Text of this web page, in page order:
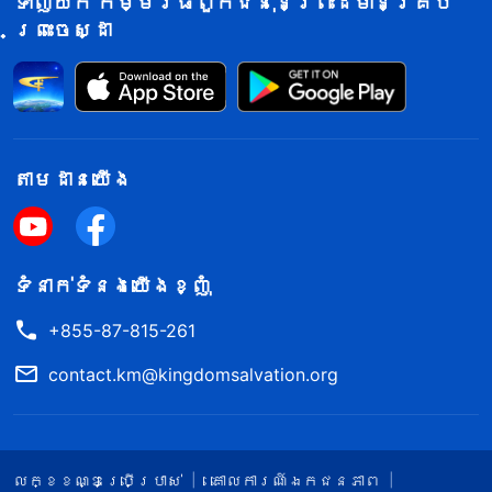
ទេ។ ការបោះឆ្នោតយឺតយ៉ាវយ៉ាងខ្លាំងដូចជា
ដំណើរខ្យងអ៊ីចឹង។ ឥរិយាបថរបស់គាត់បាន
រាំងស្ទះរួចទៅហើយដល់កិច្ចការនៃដំណាក់របស់
ព្រះជាម្ចាស់។ ខ្ញុំបានដឹងថា ខ្ញុំគួរតែនិយាយ
អ្វីម្យ៉ាងប្រាប់គាត់ ដើម្បីឱ្យគាត់ដឹងថាវា
ធ្ងន់ធ្ងរកម្រិតណា។ តែខ្ញុំខ្លាចថា បើខ្ញុំ
និយាយទៅ គាត់មិនព្រមទទួលយក នោះវានឹង
បង្កការលំបាកដល់ខ្ញុំ ហើយរកលេស ដើម្បី
បណ្ដេញខ្ញុំចេញពីភារកិច្ចរបស់ខ្ញុំ។ ខ្ញុំ
និងបើកភ្នែកម្ខាង ដោយមិនការពារដល់
ព្រះចេស្ដា
តាម​ដាន​យើង​
ទំនាក់​ទំនង​យើង​ខ្ញុំ
+855-87-815-261
contact.km@kingdomsalvation.org
លក្ខខណ្ឌ​ប្រើប្រាស់​ គោលការណ៍ឯកជនភាព